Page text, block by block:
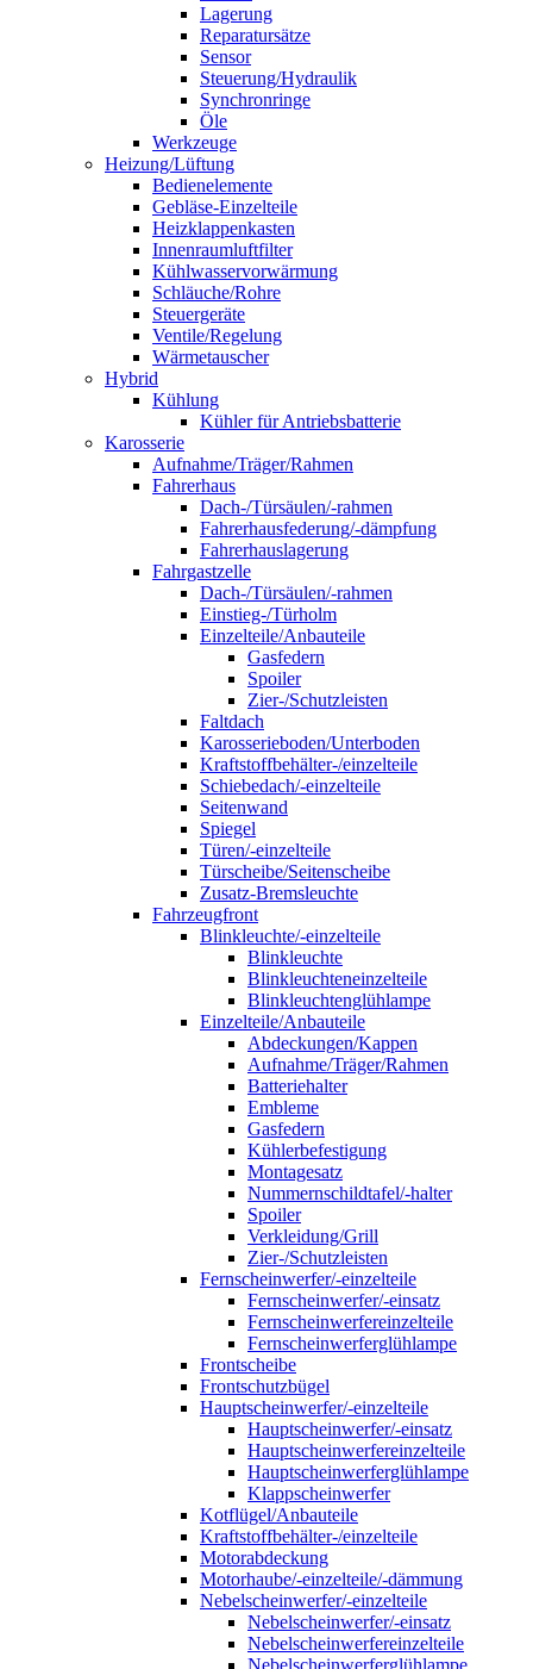
Lagerung
Reparatursätze
Sensor
Steuerung/Hydraulik
Synchronringe
Öle
Werkzeuge
Heizung/Lüftung
Bedienelemente
Gebläse-Einzelteile
Heizklappenkasten
Innenraumluftfilter
Kühlwasservorwärmung
Schläuche/Rohre
Steuergeräte
Ventile/Regelung
Wärmetauscher
Hybrid
Kühlung
Kühler für Antriebsbatterie
Karosserie
Aufnahme/Träger/Rahmen
Fahrerhaus
Dach-/Türsäulen/-rahmen
Fahrerhausfederung/-dämpfung
Fahrerhauslagerung
Fahrgastzelle
Dach-/Türsäulen/-rahmen
Einstieg-/Türholm
Einzelteile/Anbauteile
Gasfedern
Spoiler
Zier-/Schutzleisten
Faltdach
Karosserieboden/Unterboden
Kraftstoffbehälter-/einzelteile
Schiebedach/-einzelteile
Seitenwand
Spiegel
Türen/-einzelteile
Türscheibe/Seitenscheibe
Zusatz-Bremsleuchte
Fahrzeugfront
Blinkleuchte/-einzelteile
Blinkleuchte
Blinkleuchteneinzelteile
Blinkleuchtenglühlampe
Einzelteile/Anbauteile
Abdeckungen/Kappen
Aufnahme/Träger/Rahmen
Batteriehalter
Embleme
Gasfedern
Kühlerbefestigung
Montagesatz
Nummernschildtafel/-halter
Spoiler
Verkleidung/Grill
Zier-/Schutzleisten
Fernscheinwerfer/-einzelteile
Fernscheinwerfer/-einsatz
Fernscheinwerfereinzelteile
Fernscheinwerferglühlampe
Frontscheibe
Frontschutzbügel
Hauptscheinwerfer/-einzelteile
Hauptscheinwerfer/-einsatz
Hauptscheinwerfereinzelteile
Hauptscheinwerferglühlampe
Klappscheinwerfer
Kotflügel/Anbauteile
Kraftstoffbehälter-/einzelteile
Motorabdeckung
Motorhaube/-einzelteile/-dämmung
Nebelscheinwerfer/-einzelteile
Nebelscheinwerfer/-einsatz
Nebelscheinwerfereinzelteile
Nebelscheinwerferglühlampe